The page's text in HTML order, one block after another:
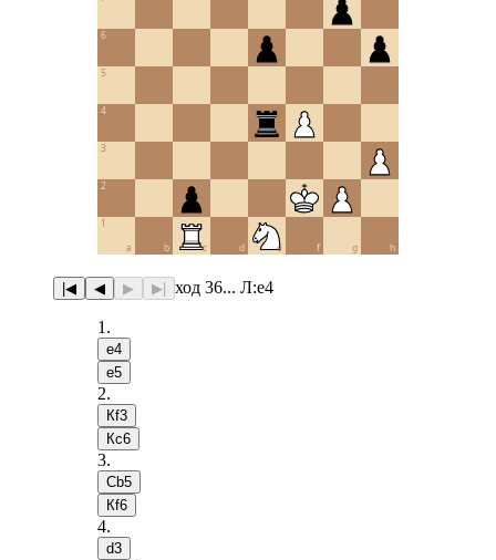
a b c d e f g h
1
2
3
4
5
6
|◀ ◀ ▶ ▶| ход 36... Л:e4
1 .
e4
e5
2.
Кf3
Кc6
3.
Сb5
Кf6
4.
d3